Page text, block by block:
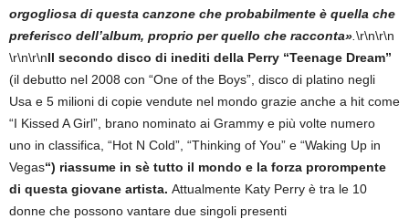
orgogliosa di questa canzone che probabilmente è quella che
preferisco dell’album, proprio per quello che racconta» \r\n\r\n
\r\n\r\nIl secondo disco di inediti della Perry “Teenage Dream”
(il debutto nel 2008 con “One of the Boys”, disco di platino negli
Usa e 5 milioni di copie vendute nel mondo grazie anche a hit come
“I Kissed A Girl”, brano nominato ai Grammy e più volte numero
uno in classifica, “Hot N Cold”, “Thinking of You” e “Waking Up in
Vegas“) riassume in sè tutto il mondo e la forza prorompente
di questa giovane artista. Attualmente Katy Perry è tra le 10
donne che possono vantare due singoli presenti